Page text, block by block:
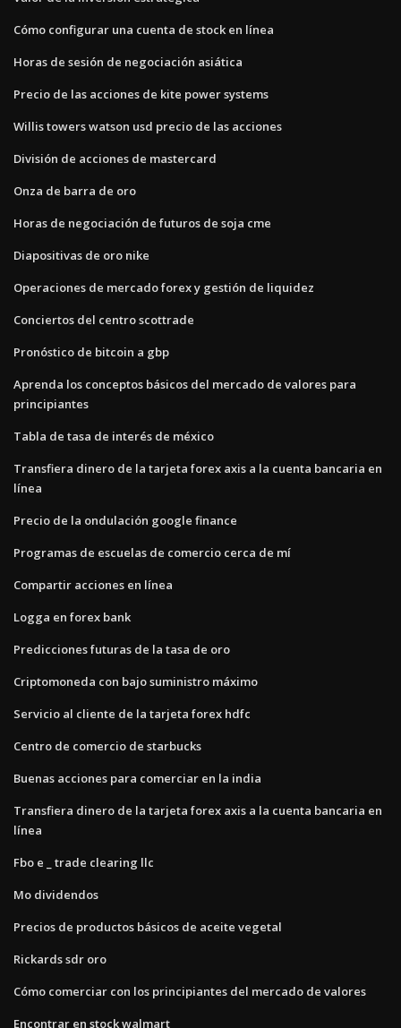
Cómo configurar una cuenta de stock en línea
Horas de sesión de negociación asiática
Precio de las acciones de kite power systems
Willis towers watson usd precio de las acciones
División de acciones de mastercard
Onza de barra de oro
Horas de negociación de futuros de soja cme
Diapositivas de oro nike
Operaciones de mercado forex y gestión de liquidez
Conciertos del centro scottrade
Pronóstico de bitcoin a gbp
Aprenda los conceptos básicos del mercado de valores para
principiantes
Tabla de tasa de interés de méxico
Transfiera dinero de la tarjeta forex axis a la cuenta bancaria en
línea
Precio de la ondulación google finance
Programas de escuelas de comercio cerca de mí
Compartir acciones en línea
Logga en forex bank
Predicciones futuras de la tasa de oro
Criptomoneda con bajo suministro máximo
Servicio al cliente de la tarjeta forex hdfc
Centro de comercio de starbucks
Buenas acciones para comerciar en la india
Transfiera dinero de la tarjeta forex axis a la cuenta bancaria en
línea
Fbo e _ trade clearing llc
Mo dividendos
Precios de productos básicos de aceite vegetal
Rickards sdr oro
Cómo comerciar con los principiantes del mercado de valores
Encontrar en stock walmart